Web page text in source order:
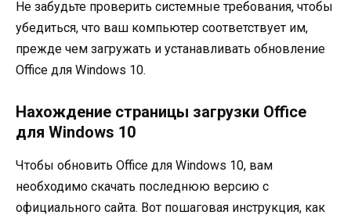
Не забудьте проверить системные требования, чтобы
убедиться, что ваш компьютер соответствует им,
прежде чем загружать и устанавливать обновление
Office для Windows 10.
Нахождение страницы загрузки Office
для Windows 10
Чтобы обновить Office для Windows 10, вам
необходимо скачать последнюю версию с
официального сайта. Вот пошаговая инструкция, как